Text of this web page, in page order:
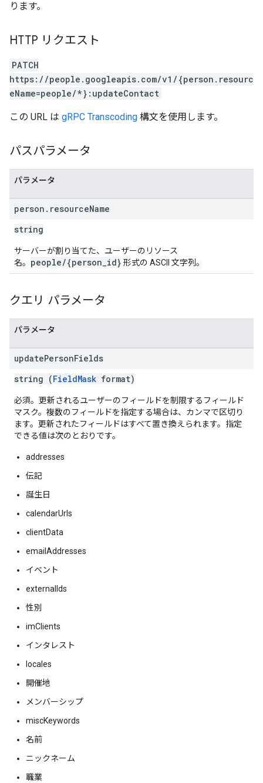
ります。
HTTP リクエスト
PATCH
https://people.googleapis.com/v1/{person.resourc
eName=people/*}:updateContact
この URL は gRPC Transcoding 構文を使用します。
パスパラメータ
パラメータ
person . resourceName
string
サーバーが割り当てた、ユーザーのリソース
名。 people/{person_id} 形式の ASCII 文字列。
クエリ パラメータ
パラメータ
updatePersonFields
string (FieldMask format)
必須。更新されるユーザーのフィールドを制限するフィールド
マスク。複数のフィールドを指定する場合は、カンマで区切り
ます。更新されたフィールドはすべて置き換えられます。指定
できる値は次のとおりです。
addresses
伝記
誕生日
calendarUrls
clientData
emailAddresses
イベント
externalIds
性別
imClients
インタレスト
locales
開催地
メンバーシップ
miscKeywords
名前
ニックネーム
職業